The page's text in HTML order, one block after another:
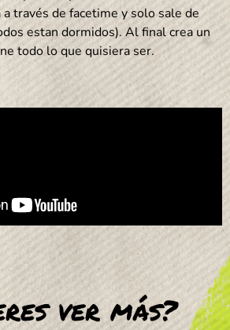
través de facetime y solo sale de
estan dormidos). Al final crea un
todo lo que quisiera ser.
ver más?